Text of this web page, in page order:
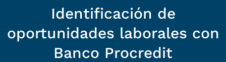
Identificación de
oportunidades laborales con
Banco Procredit